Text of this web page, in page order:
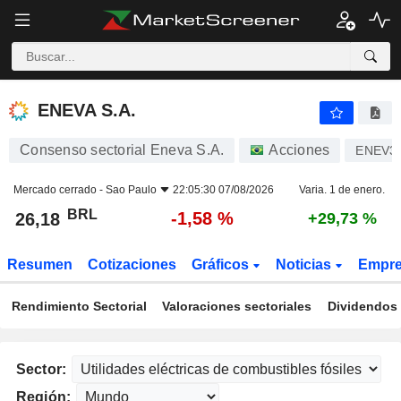
ENEVA S.A. -1,58 %
ENEVA S.A.
Consenso sectorial Eneva S.A. Acciones ENEV3
Mercado cerrado - Sao Paulo 22:05:30 07/08/2026 Varia. 1 de enero.
26,18 BRL -1,58 % +29,73 %
Resumen Cotizaciones Gráficos Noticias
Rendimiento Sectorial Valoraciones sectoriales
Sector:
Región: